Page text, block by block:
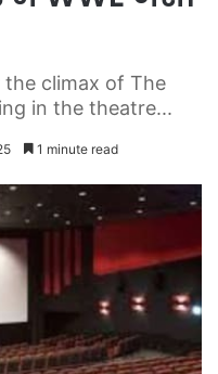
the climax of The
in the theatre...
1 minute read